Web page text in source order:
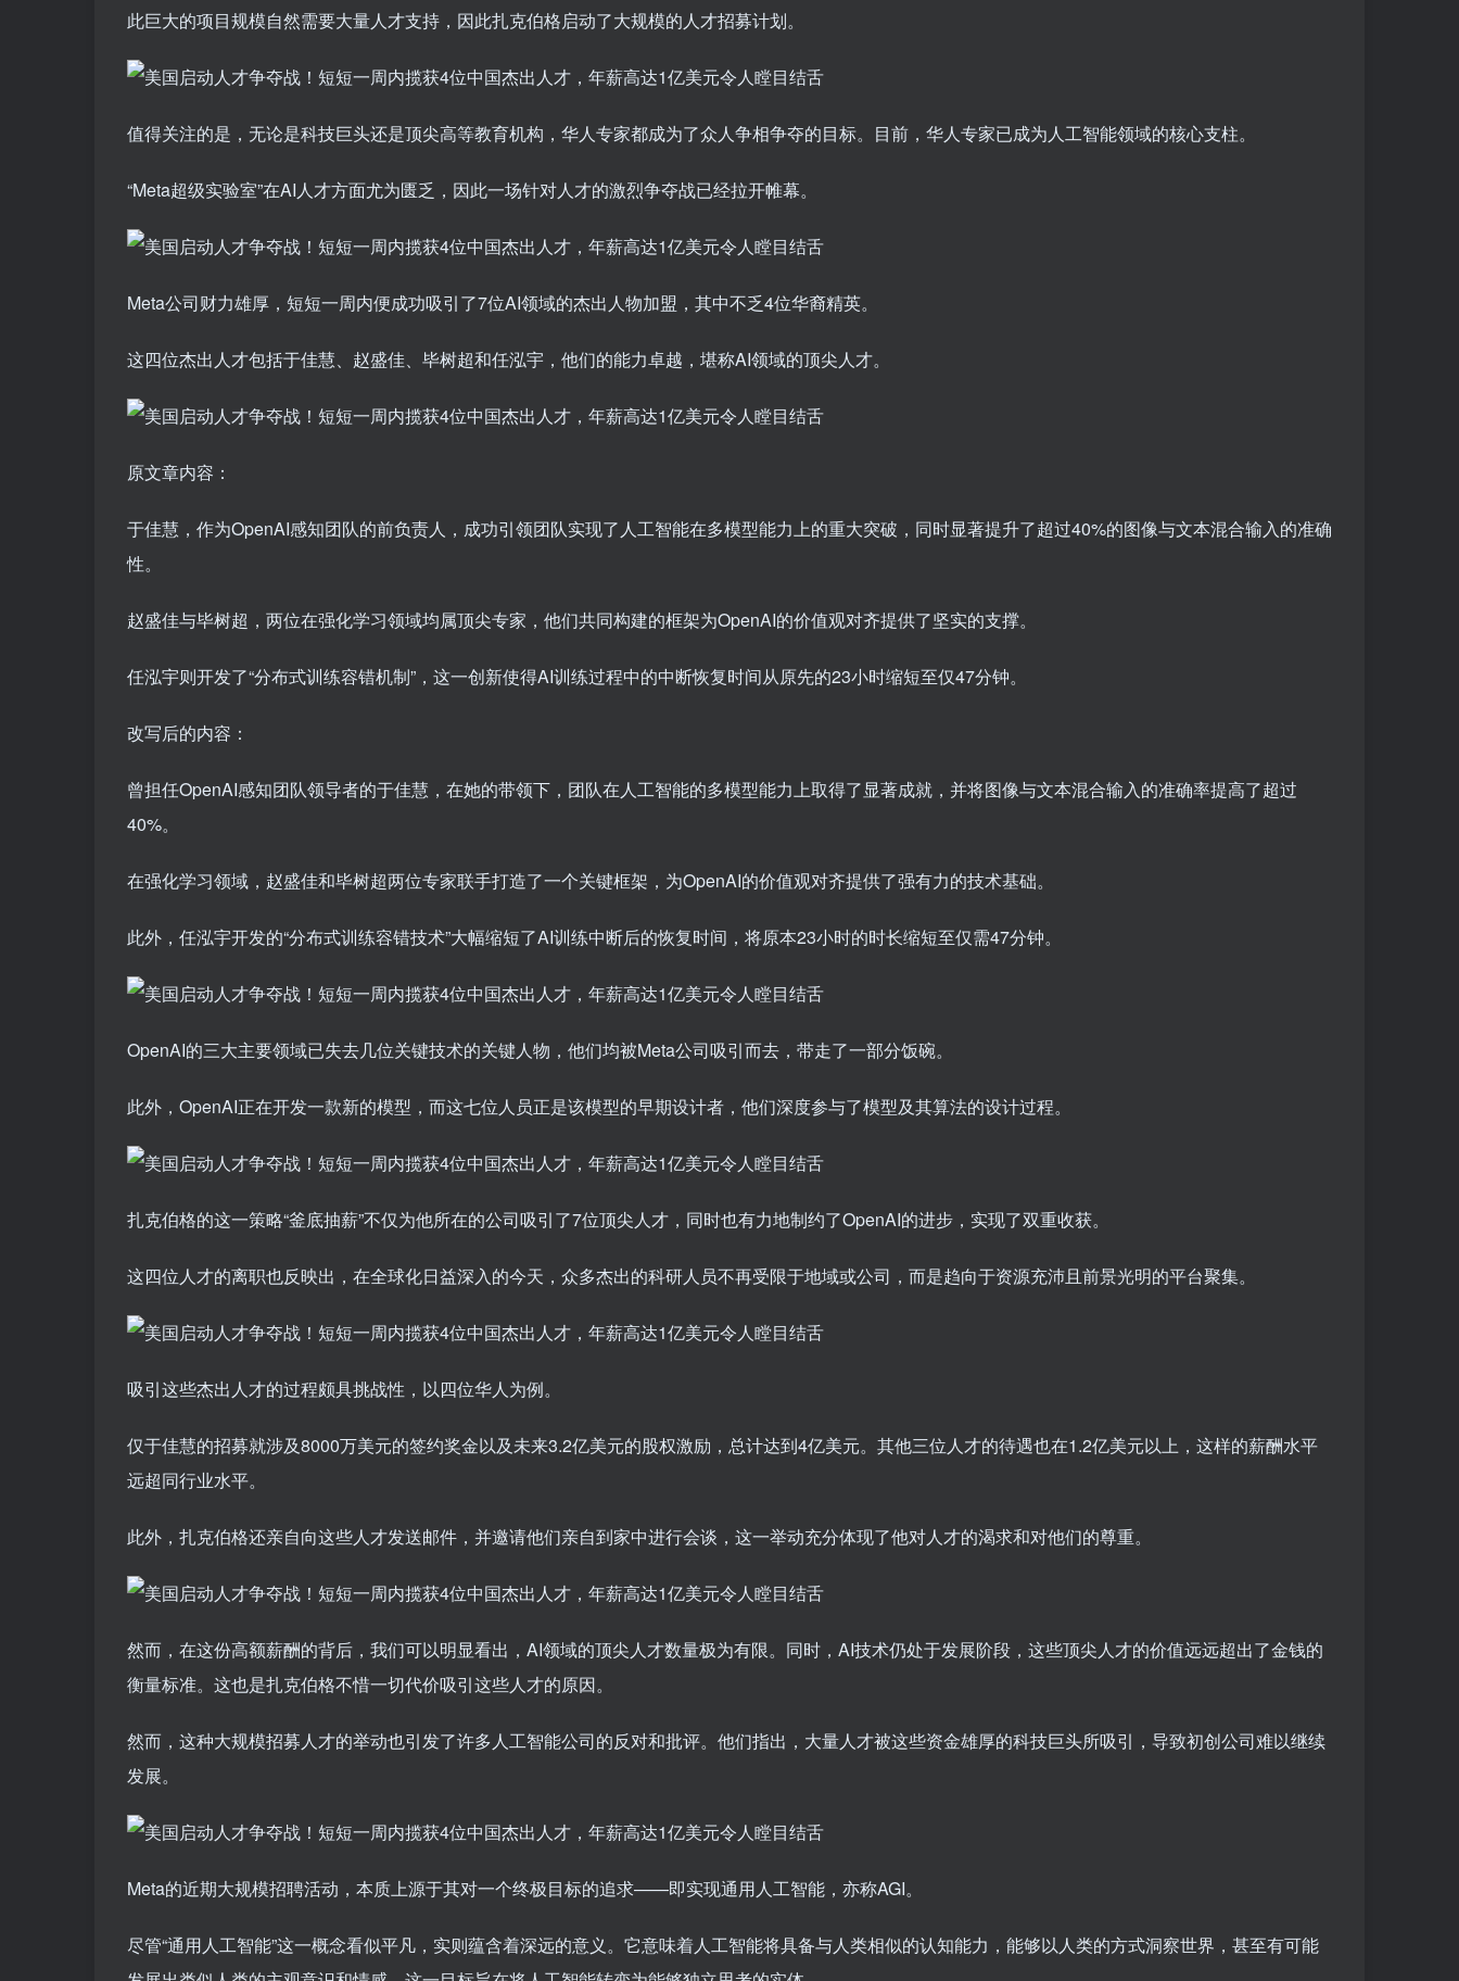
此巨大的项目规模自然需要大量人才支持，因此扎克伯格启动了大规模的人才招募计划。
值得关注的是，无论是科技巨头还是顶尖高等教育机构，华人专家都成为了众人争相争夺的目标。目前，华人专家已成为人工智能领域的核心支柱。
“Meta超级实验室”在AI人才方面尤为匮乏，因此一场针对人才的激烈争夺战已经拉开帷幕。
Meta公司财力雄厚，短短一周内便成功吸引了7位AI领域的杰出人物加盟，其中不乏4位华裔精英。
这四位杰出人才包括于佳慧、赵盛佳、毕树超和任泓宇，他们的能力卓越，堪称AI领域的顶尖人才。
原文章内容：
于佳慧，作为OpenAI感知团队的前负责人，成功引领团队实现了人工智能在多模型能力上的重大突破，同时显著提升了超过40%的图像与文本混合输入的准确
性。
赵盛佳与毕树超，两位在强化学习领域均属顶尖专家，他们共同构建的框架为OpenAI的价值观对齐提供了坚实的支撑。
任泓宇则开发了“分布式训练容错机制”，这一创新使得AI训练过程中的中断恢复时间从原先的23小时缩短至仅47分钟。
改写后的内容：
曾担任OpenAI感知团队领导者的于佳慧，在她的带领下，团队在人工智能的多模型能力上取得了显著成就，并将图像与文本混合输入的准确率提高了超过
40%。
在强化学习领域，赵盛佳和毕树超两位专家联手打造了一个关键框架，为OpenAI的价值观对齐提供了强有力的技术基础。
此外，任泓宇开发的“分布式训练容错技术”大幅缩短了AI训练中断后的恢复时间，将原本23小时的时长缩短至仅需47分钟。
OpenAI的三大主要领域已失去几位关键技术的关键人物，他们均被Meta公司吸引而去，带走了一部分饭碗。
此外，OpenAI正在开发一款新的模型，而这七位人员正是该模型的早期设计者，他们深度参与了模型及其算法的设计过程。
扎克伯格的这一策略“釜底抽薪”不仅为他所在的公司吸引了7位顶尖人才，同时也有力地制约了OpenAI的进步，实现了双重收获。
这四位人才的离职也反映出，在全球化日益深入的今天，众多杰出的科研人员不再受限于地域或公司，而是趋向于资源充沛且前景光明的平台聚集。
吸引这些杰出人才的过程颇具挑战性，以四位华人为例。
仅于佳慧的招募就涉及8000万美元的签约奖金以及未来3.2亿美元的股权激励，总计达到4亿美元。其他三位人才的待遇也在1.2亿美元以上，这样的薪酬水平
远超同行业水平。
此外，扎克伯格还亲自向这些人才发送邮件，并邀请他们亲自到家中进行会谈，这一举动充分体现了他对人才的渴求和对他们的尊重。
然而，在这份高额薪酬的背后，我们可以明显看出，AI领域的顶尖人才数量极为有限。同时，AI技术仍处于发展阶段，这些顶尖人才的价值远远超出了金钱的
衡量标准。这也是扎克伯格不惜一切代价吸引这些人才的原因。
然而，这种大规模招募人才的举动也引发了许多人工智能公司的反对和批评。他们指出，大量人才被这些资金雄厚的科技巨头所吸引，导致初创公司难以继续
发展。
Meta的近期大规模招聘活动，本质上源于其对一个终极目标的追求——即实现通用人工智能，亦称AGI。
尽管“通用人工智能”这一概念看似平凡，实则蕴含着深远的意义。它意味着人工智能将具备与人类相似的认知能力，能够以人类的方式洞察世界，甚至有可能